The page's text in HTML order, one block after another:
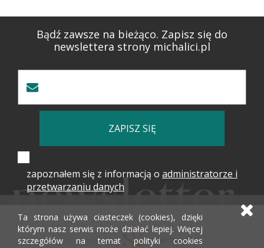
Bądź zawsze na bieżąco. Zapisz się do
newslettera strony michalici.pl
ZAPISZ SIĘ
zapoznałem się z informacją o administratorze i
przetwarzaniu danych
powered by
Ta strona używa ciasteczek (cookies), dzięki
którym nasz serwis może działać lepiej. Więcej
szczegółów na temat polityki cookies